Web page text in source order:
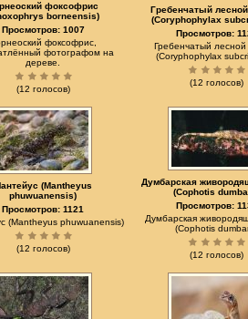
фоксофрис
borneensis)
Просмотров: 1007
фоксофрис,
фотографом на
дереве.
(12 голосов)
Гребенчатый
(Coryphophylax
Просмотров:
Гребенчатый лесной
(Coryphophylax
(12 голосов)
(Mantheyus
phuwuanensis)
Просмотров: 1121
(Mantheyus phuwuanensis)
(12 голосов)
Думбарская
(Cophotis
Просмотров:
Думбарская
(Cophotis
(12 голосов)